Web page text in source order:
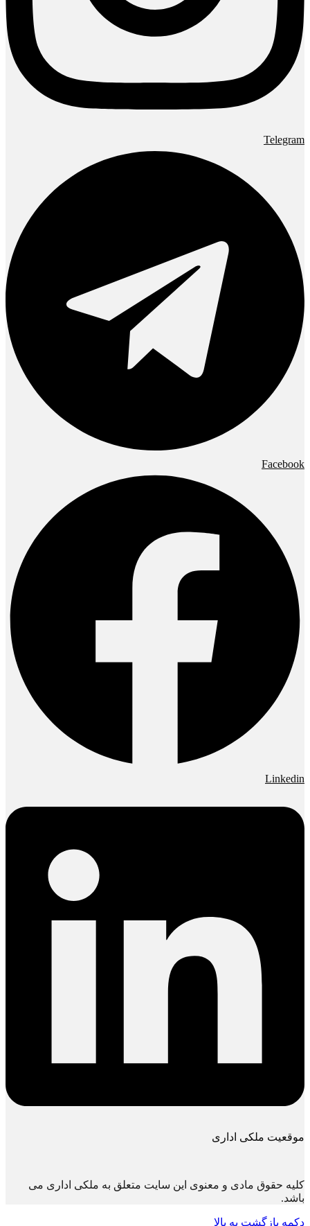
Telegram
Facebook
Linkedin
موقعیت ملکی اداری
کلیه حقوق مادی و معنوی این سایت متعلق به ملکی اداری می
باشد.
دکمه بازگشت به بالا